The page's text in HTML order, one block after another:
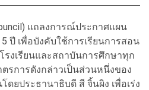
แถลงการณ์ประกาศแผน
ปี เพื่อบังคับใช้การเรียนการสอน
งเรียนและสถาบันการศึกษาทุก
รการดังกล่าวเป็นส่วนหนึ่งของ
ยประธานาธิบดี สี จิ้นผิง เพื่อเร่ง